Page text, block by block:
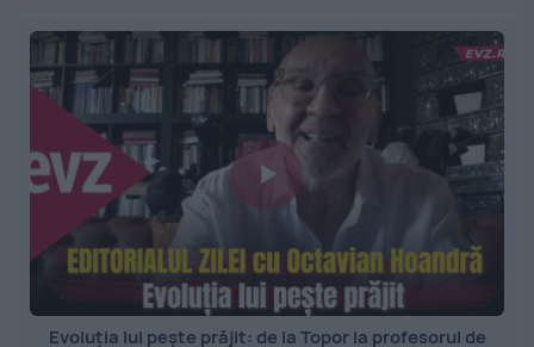
Evoluția lui pește prăjit: de la Topor la profesorul de